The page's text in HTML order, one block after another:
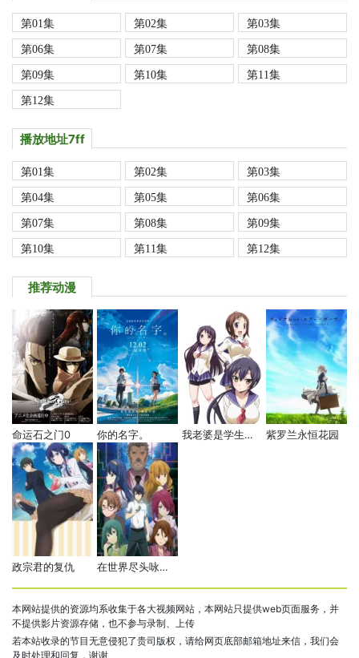
第01集 第02集
第03集
第06集
第07集
第08集
第09集
第10集
第11集
第12集
播放地址7ff
第01集 第02集
第03集
第04集
第05集
第06集
第07集
第08集
第09集
第10集
第11集 第12集
推荐动漫
命运石之门0 你的名字。 我老婆是学生会长 第二季 紫罗兰永恒花园
政宗君的复仇 在世界尽头咏唱恋曲的少女YU-NO
本网站提供的资源均系收集于各大视频网站，本网站只提供web页面服务，并
不提供影片资源存储，也不参与录制、上传
若本站收录的节目无意侵犯了贵司版权，请给网页底部邮箱地址来信，我们会
及时处理和回复，谢谢